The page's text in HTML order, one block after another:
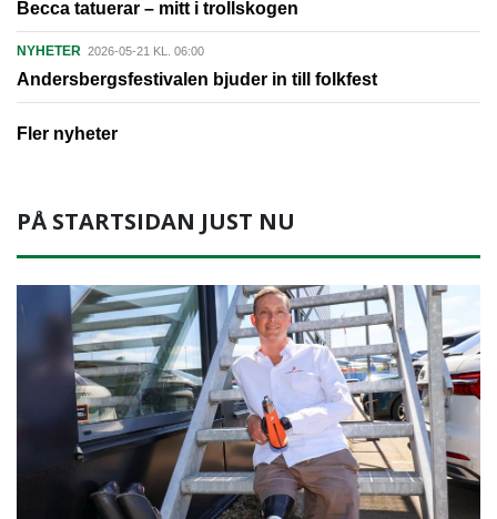
Becca tatuerar – mitt i trollskogen
NYHETER 2026-05-21 KL. 06:00
Andersbergsfestivalen bjuder in till folkfest
Fler nyheter
PÅ STARTSIDAN JUST NU